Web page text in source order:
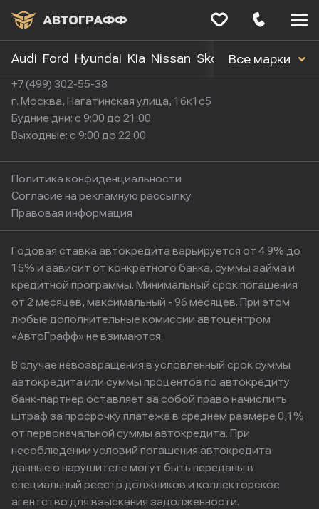
Audi Ford Hyundai Kia Nissan Skoda Toyota
Все марки
+7 (499) 302-55-38
г. Москва, Нагатинская улица, 16к1с5
Будние дни: с 9:00 до 21:00
Выходные: с 9:00 до 22:00
Политика конфиденциальности
Согласие на рекламную рассылку
Правовая информация
Годовая ставка автокредита варьируется от 4.9% до
15% и зависит от конкретного банка, суммы займа и
кредитной программы. Минимальный срок погашения
от 2 месяцев, максимальный - 96 месяцев. При этом
любые дополнительные комиссии автоцентром
«АвтоГрафф» не взимаются.
В случае невозвращения в условленный срок суммы
автокредита или суммы процентов по автокредиту
банк-партнер оставляет за собой право начислить
штраф за просрочку платежа в среднем размере 0,1%
от первоначальной суммы автокредита. При
несоблюдении условий погашения автокредита
данные о нарушителе могут быть переданы в
специальный реестр должников и коллекторское
агентство для взыскания задолженности.